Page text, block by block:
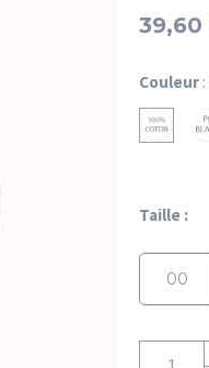
Couleur
Coton
Taille :
00